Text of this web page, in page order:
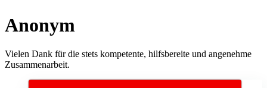
Anonym
Vielen Dank für die stets kompetente, hilfsbereite und angenehme
Zusammenarbeit.